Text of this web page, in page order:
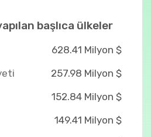
başlıca ülkeler
628.41 Milyon $
257.98 Milyon $
152.84 Milyon $
149.41 Milyon $